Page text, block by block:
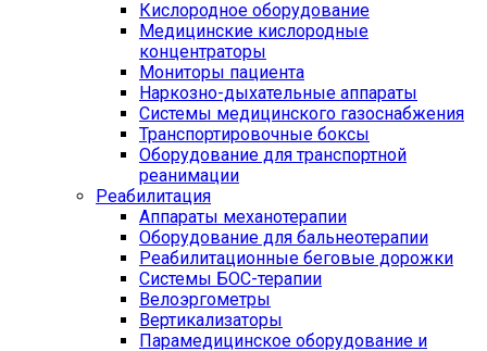
Кислородное оборудование
Медицинские кислородные
концентраторы
Мониторы пациента
Наркозно-дыхательные аппараты
Системы медицинского газоснабжения
Транспортировочные боксы
Оборудование для транспортной
реанимации
Реабилитация
Аппараты механотерапии
Оборудование для бальнеотерапии
Реабилитационные беговые дорожки
Системы БОС-терапии
Велоэргометры
Вертикализаторы
Парамедицинское оборудование и